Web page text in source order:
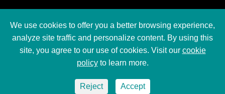
Hak cipta ©
2026 Guangzhou DSPPA Audio Co., Ltd.
Semua hak cipta terpelihara.
Sitemap
| Dasar privasi DSPPA
We use cookies to offer you a better browsing experience,
analyze site traffic and personalize content. By using this
site, you agree to our use of cookies. Visit our cookie
policyto learn more.
Reject Accept